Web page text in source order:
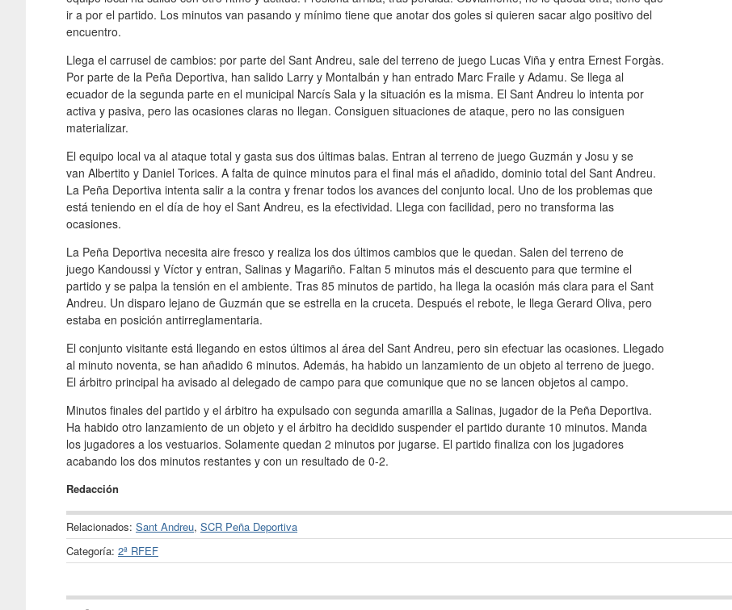
ir a por el partido. Los minutos van pasando y mínimo tiene que anotar dos goles si quieren sacar algo positivo del
encuentro.
Llega el carrusel de cambios: por parte del Sant Andreu, sale del terreno de juego Lucas Viña y entra Ernest Forgàs.
Por parte de la Peña Deportiva, han salido Larry y Montalbán y han entrado Marc Fraile y Adamu. Se llega al
ecuador de la segunda parte en el municipal Narcís Sala y la situación es la misma. El Sant Andreu lo intenta por
activa y pasiva, pero las ocasiones claras no llegan. Consiguen situaciones de ataque, pero no las consiguen
materializar.
El equipo local va al ataque total y gasta sus dos últimas balas. Entran al terreno de juego Guzmán y Josu y se
van Albertito y Daniel Torices. A falta de quince minutos para el final más el añadido, dominio total del Sant Andreu.
La Peña Deportiva intenta salir a la contra y frenar todos los avances del conjunto local. Uno de los problemas que
está teniendo en el día de hoy el Sant Andreu, es la efectividad. Llega con facilidad, pero no transforma las
ocasiones.
La Peña Deportiva necesita aire fresco y realiza los dos últimos cambios que le quedan. Salen del terreno de
juego Kandoussi y Víctor y entran, Salinas y Magariño. Faltan 5 minutos más el descuento para que termine el
partido y se palpa la tensión en el ambiente. Tras 85 minutos de partido, ha llega la ocasión más clara para el Sant
Andreu. Un disparo lejano de Guzmán que se estrella en la cruceta. Después el rebote, le llega Gerard Oliva, pero
estaba en posición antirreglamentaria.
El conjunto visitante está llegando en estos últimos al área del Sant Andreu, pero sin efectuar las ocasiones. Llegado
al minuto noventa, se han añadido 6 minutos. Además, ha habido un lanzamiento de un objeto al terreno de juego.
El árbitro principal ha avisado al delegado de campo para que comunique que no se lancen objetos al campo.
Minutos finales del partido y el árbitro ha expulsado con segunda amarilla a Salinas, jugador de la Peña Deportiva.
Ha habido otro lanzamiento de un objeto y el árbitro ha decidido suspender el partido durante 10 minutos. Manda
los jugadores a los vestuarios. Solamente quedan 2 minutos por jugarse. El partido finaliza con los jugadores
acabando los dos minutos restantes y con un resultado de 0-2.
Redacción
Relacionados: Sant Andreu, SCR Peña Deportiva
Categoría: 2ª RFEF